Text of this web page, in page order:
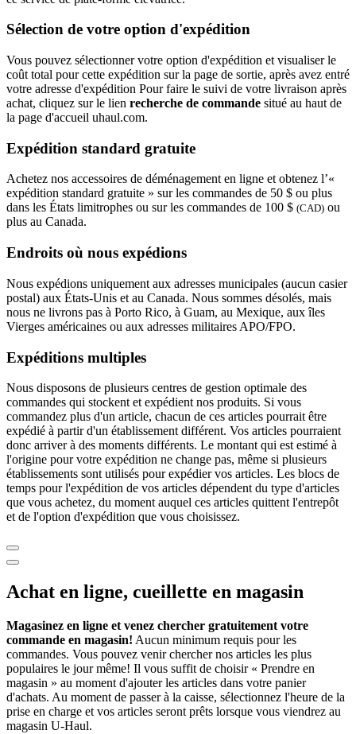
Sélection de votre option d'expédition
Vous pouvez sélectionner votre option d'expédition et visualiser le
coût total pour cette expédition sur la page de sortie, après avez entré
votre adresse d'expédition Pour faire le suivi de votre livraison après
achat, cliquez sur le lien recherche de commande situé au haut de
la page d'accueil uhaul.com.
Expédition standard gratuite
Achetez nos accessoires de déménagement en ligne et obtenez l’«
expédition standard gratuite » sur les commandes de 50 $ ou plus
dans les États limitrophes ou sur les commandes de 100 $ (CAD) ou
plus au Canada.
Endroits où nous expédions
Nous expédions uniquement aux adresses municipales (aucun casier
postal) aux États-Unis et au Canada. Nous sommes désolés, mais
nous ne livrons pas à Porto Rico, à Guam, au Mexique, aux îles
Vierges américaines ou aux adresses militaires APO/FPO.
Expéditions multiples
Nous disposons de plusieurs centres de gestion optimale des
commandes qui stockent et expédient nos produits. Si vous
commandez plus d'un article, chacun de ces articles pourrait être
expédié à partir d'un établissement différent. Vos articles pourraient
donc arriver à des moments différents. Le montant qui est estimé à
l'origine pour votre expédition ne change pas, même si plusieurs
établissements sont utilisés pour expédier vos articles. Les blocs de
temps pour l'expédition de vos articles dépendent du type d'articles
que vous achetez, du moment auquel ces articles quittent l'entrepôt
et de l'option d'expédition que vous choisissez.
Achat en ligne, cueillette en magasin
Magasinez en ligne et venez chercher gratuitement votre
commande en magasin! Aucun minimum requis pour les
commandes. Vous pouvez venir chercher nos articles les plus
populaires le jour même! Il vous suffit de choisir « Prendre en
magasin » au moment d'ajouter les articles dans votre panier
d'achats. Au moment de passer à la caisse, sélectionnez l'heure de la
prise en charge et vos articles seront prêts lorsque vous viendrez au
magasin U-Haul.